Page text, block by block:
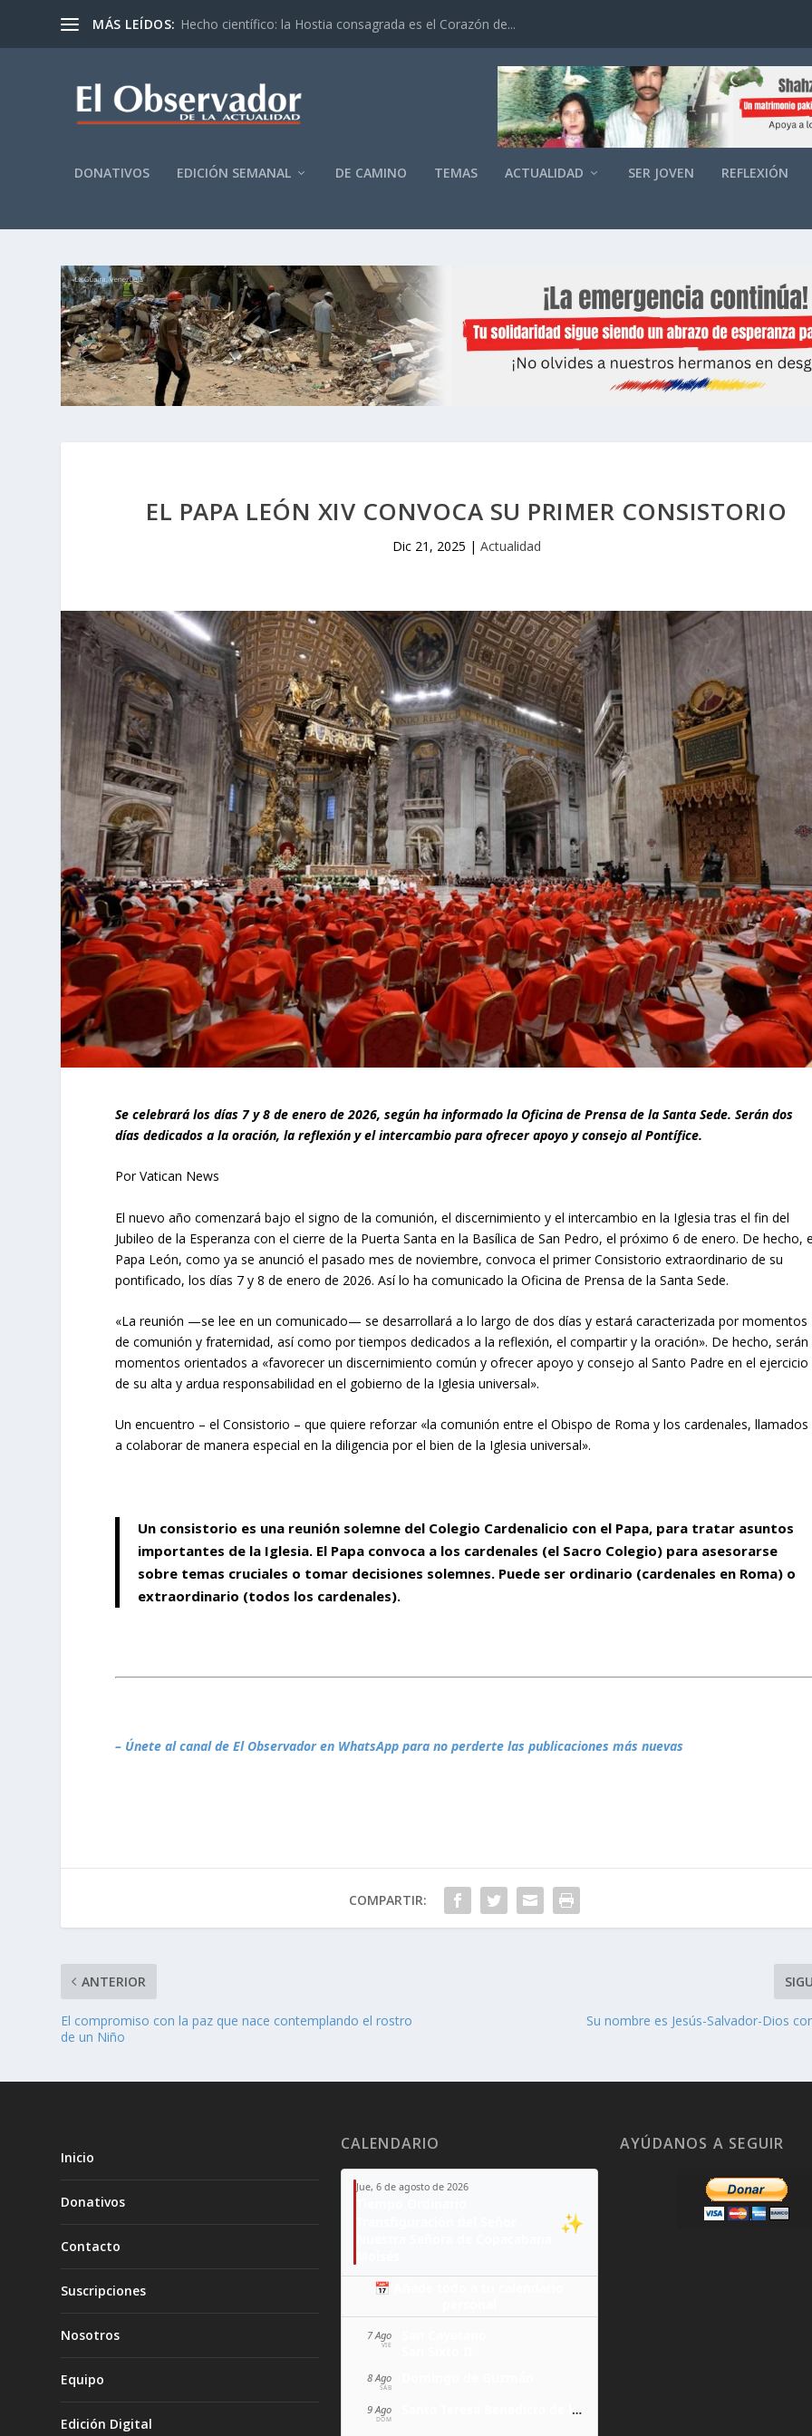
MÁS LEÍDOS: Hecho científico: la Hostia consagrada es el Corazón de...
DONATIVOS EDICIÓN SEMANAL DE CAMINO TEMAS ACTUALIDAD SER JOVEN REFLEXIÓN
EL PAPA LEÓN XIV CONVOCA SU PRIMER CONSISTORIO
Dic 21, 2025 | Actualidad
Se celebrará los días 7 y 8 de enero de 2026, según ha informado la Oficina de Prensa de la Santa Sede. Serán dos
días dedicados a la oración, la reflexión y el intercambio para ofrecer apoyo y consejo al Pontífice.
Por Vatican News
El nuevo año comenzará bajo el signo de la comunión, el discernimiento y el intercambio en la Iglesia tras el fin del
Jubileo de la Esperanza con el cierre de la Puerta Santa en la Basílica de San Pedro, el próximo 6 de enero. De hecho,
Papa León, como ya se anunció el pasado mes de noviembre, convoca el primer Consistorio extraordinario de su
pontificado, los días 7 y 8 de enero de 2026. Así lo ha comunicado la Oficina de Prensa de la Santa Sede.
«La reunión —se lee en un comunicado— se desarrollará a lo largo de dos días y estará caracterizada por momentos
de comunión y fraternidad, así como por tiempos dedicados a la reflexión, el compartir y la oración». De hecho, serán
momentos orientados a «favorecer un discernimiento común y ofrecer apoyo y consejo al Santo Padre en el ejercicio
de su alta y ardua responsabilidad en el gobierno de la Iglesia universal».
Un encuentro – el Consistorio – que quiere reforzar «la comunión entre el Obispo de Roma y los cardenales, llamados
a colaborar de manera especial en la diligencia por el bien de la Iglesia universal».
Un consistorio es una reunión solemne del Colegio Cardenalicio con el Papa, para tratar asuntos
importantes de la Iglesia. El Papa convoca a los cardenales (el Sacro Colegio) para asesorarse
sobre temas cruciales o tomar decisiones solemnes. Puede ser ordinario (cardenales en Roma) o
extraordinario (todos los cardenales).
– Únete al canal de El Observador en WhatsApp para no perderte las publicaciones más nuevas
COMPARTIR:
ANTERIOR
El compromiso con la paz que nace contemplando el rostro
de un Niño
Su nombre es Jesús-Salvador-Dios
Inicio
Donativos
Contacto
Suscripciones
Nosotros
Equipo
Edición Digital
CALENDARIO
Jue, 6 de agosto de 2026
✨
📅 Añade todo a tu calendario
7 Ago
VIE
8 Ago
SÁB
9 Ago
DOM
Santa Teresa Benedicta de la Cruz
AYÚDANOS A SEGUIR